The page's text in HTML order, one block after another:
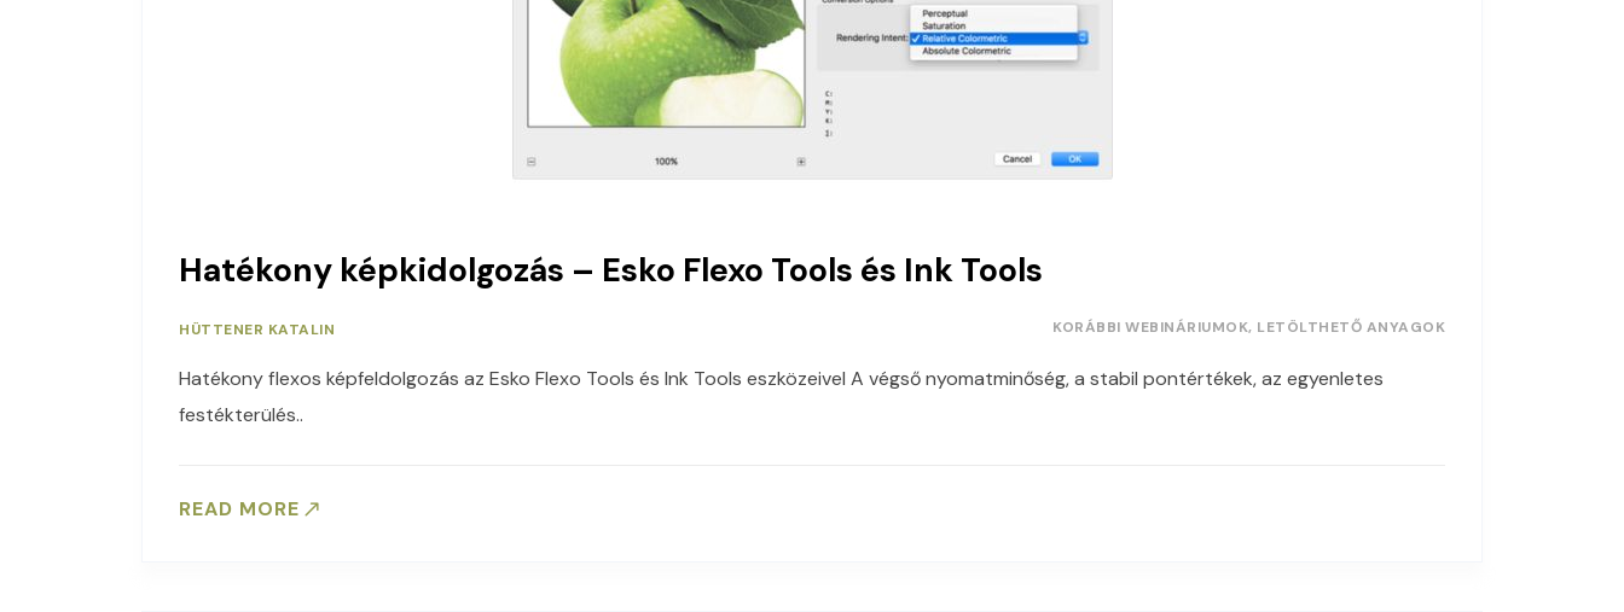
Hatékony képkidolgozás – Esko Flexo Tools és Ink Tools
HÜTTENER KATALIN KORÁBBI WEBINÁRIUMOK, LETÖLTHETŐ ANYAGOK
Hatékony flexos képfeldolgozás az Esko Flexo Tools és Ink Tools eszközeivel A végső nyomatminőség, a stabil pontértékek, az egyenletes
festékterülés..
READ MORE